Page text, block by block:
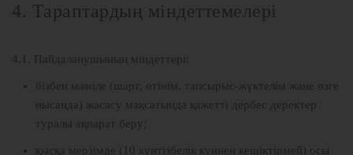
4. Тараптардың міндеттемелері
4.1. Пайдаланушының міндеттері:
бізбен мәміле (шарт, өтінім, тапсырыс-жүктелім және өзге
нысанда) жасасу мақсатында қажетті дербес деректер
туралы ақпарат беру;
қысқа мерзімде (10 күнтізбелік күннен кешіктірмей) осы